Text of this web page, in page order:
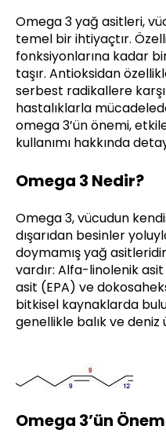
Omega 3 yağ asitleri,
temel bir ihtiyaçtır.
fonksiyonlarına kadar
taşır. Antioksidan
serbest radikallere
hastalıklarla
omega 3’ün önemi,
kullanımı hakkında
Omega 3 Nedir?
Omega 3, vücudun
dışarıdan besinler
doymamış yağ
vardır: Alfa-linolenik
asit (EPA) ve
bitkisel kaynaklarda
genellikle balık ve
Omega 3’ün